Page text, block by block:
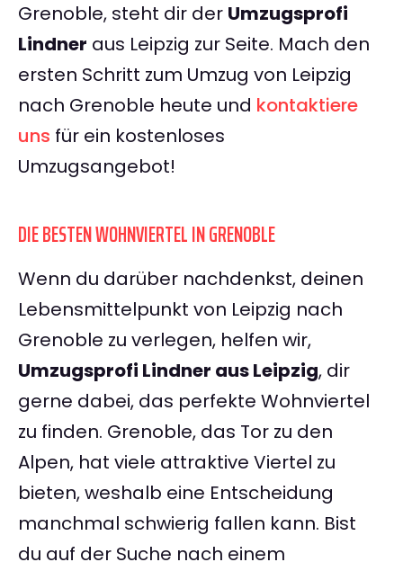
Grenoble, steht dir der Umzugsprofi
Lindner aus Leipzig zur Seite. Mach den
ersten Schritt zum Umzug von Leipzig
nach Grenoble heute und kontaktiere
uns für ein kostenloses
Umzugsangebot!
DIE BESTEN WOHNVIERTEL IN GRENOBLE
Wenn du darüber nachdenkst, deinen
Lebensmittelpunkt von Leipzig nach
Grenoble zu verlegen, helfen wir,
Umzugsprofi Lindner aus Leipzig, dir
gerne dabei, das perfekte Wohnviertel
zu finden. Grenoble, das Tor zu den
Alpen, hat viele attraktive Viertel zu
bieten, weshalb eine Entscheidung
manchmal schwierig fallen kann. Bist
du auf der Suche nach einem